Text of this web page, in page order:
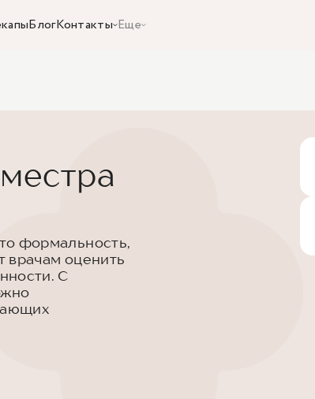
БлогКонтакты Еще
формальность,
врачам оценить
С